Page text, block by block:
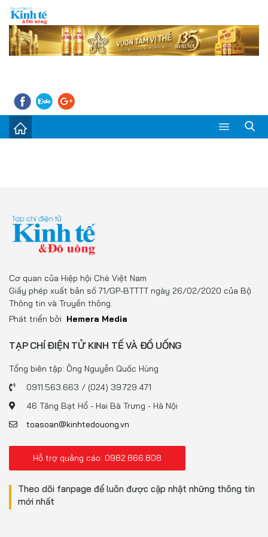
Thị trường
Doanh nghiệp – Doanh nhân
Đồ uống
Pháp luật
Multimedia
Cơ quan của Hiệp hội Chè Việt Nam
Giấy phép xuất bản số 71/GP-BTTTT ngày 26/02/2020 của Bộ
Thông tin và Truyền thông.
Phát triển bởi Hemera Media
TẠP CHÍ ĐIỆN TỬ KINH TẾ VÀ ĐỒ UỐNG
Tổng biên tập: Ông Nguyễn Quốc Hùng
0911.563.663 / (024) 39.729.471
46 Tăng Bạt Hổ - Hai Bà Trưng - Hà Nội
toasoan@kinhtedouong.vn
Hỗ trợ quảng cáo: 0982.866.808
Theo dõi fanpage để luôn được cập nhật những thông tin
mới nhất